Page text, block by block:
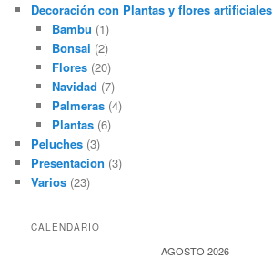
Decoración con Plantas y flores artificiales
Bambu (1)
Bonsai (2)
Flores(20)
Navidad (7)
Palmeras(4)
Plantas(6)
Peluches (3)
Presentacion (3)
Varios (23)
CALENDARIO
AGOSTO 2026